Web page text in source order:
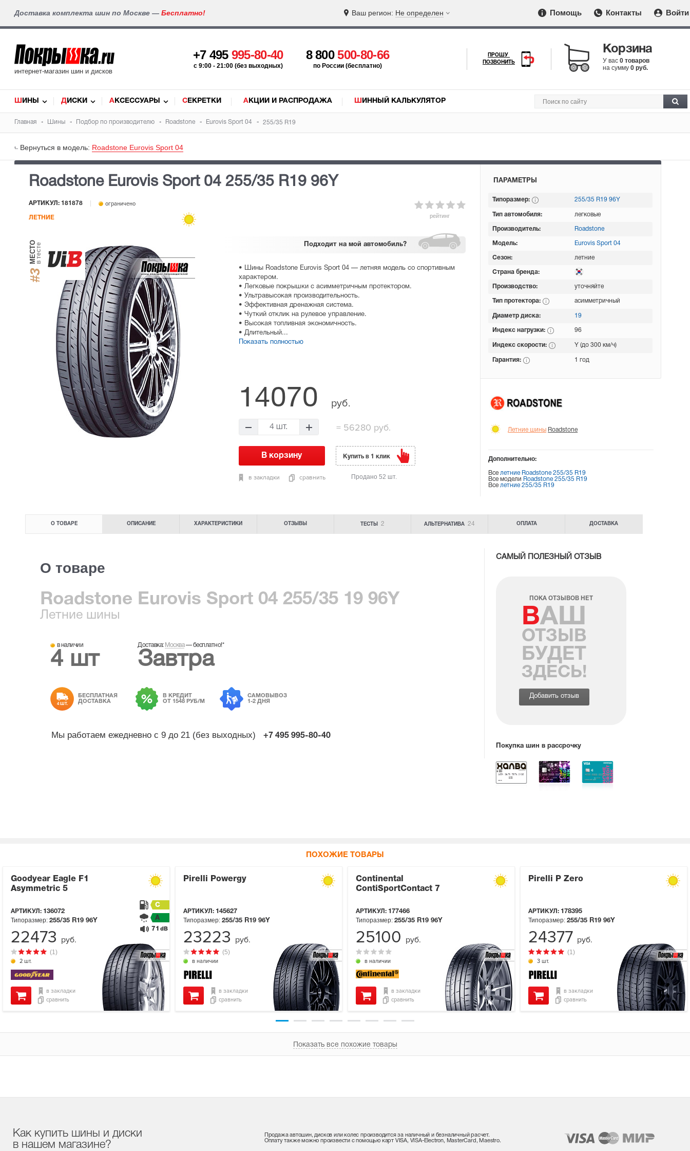
Доставка комплекта шин по Москве — Бесплатно! Ваш регион: Не определен Помощь Контакты Войти
интернет-магазин шин и дисков
+7 495 995-80-40
c 9:00 - 21:00 (без выходных)
8 800500-80-66
по России (бесплатно)
ПРОШУ
ПОЗВОНИТЬ
Корзина
У вас 0 товаров
на сумму 0 руб.
ШИНЫ ДИСКИ АКСЕССУАРЫ СЕКРЕТКИ АКЦИИ И РАСПРОДАЖА ШИННЫЙ КАЛЬКУЛЯТОР
Главная Шины Подбор по производителю Roadstone Eurovis Sport 04 255/35 R19
Вернуться в модель: Roadstone Eurovis Sport 04
Roadstone Eurovis Sport 04 255/35 R19 96Y
рейтинг
АРТИКУЛ: 181878 ограничено
ЛЕТНИЕ
#3
МЕСТОв тесте Подходит на мой автомобиль?
• Шины Roadstone Eurovis Sport 04 — летняя модель со спортивным
характером.
• Легковые покрышки с асимметричным протектором.
• Ультравысокая производительность.
• Эффективная дренажная система.
• Чуткий отклик на рулевое управление.
• Высокая топливная экономичность.
• Длительный...
Показать полностью
14070 руб.
4 шт. =56280 руб.
в закладки сравнить
Купить в 1 клик
Продано 52 шт.
ПАРАМЕТРЫ
Типоразмер: 255/35 R19 96Y
Тип автомобиля: легковые
Производитель: Roadstone
Модель: Eurovis Sport 04
Сезон: летние
Страна бренда:
Производство: уточняйте
Тип протектора: асимметричный
Диаметр диска: 19
Индекс нагрузки: 96
Индекс скорости: Y (до 300 км/ч)
Гарантия: 1 год
Летние шины Roadstone
Дополнительно:
Все летние Roadstone 255/35 R19
Все модели Roadstone 255/35 R19
Все летние 255/35 R19
О ТОВАРЕ ОПИСАНИЕ ХАРАКТЕРИСТИКИ ОТЗЫВЫ ТЕСТЫ 2 АЛЬТЕРНАТИВА 24 ОПЛАТА ДОСТАВКА
О товаре
Roadstone Eurovis Sport 04 255/35 19 96Y
Летние шины
в наличии
4 шт
Доставка: Москва—бесплатно!*
Завтра
4 ШТ.
БЕСПЛАТНАЯ
ДОСТАВКА
В КРЕДИТ
ОТ 1548 РУБ/М
САМОВЫВОЗ
1-2 ДНЯ
Мы работаем ежедневно с 9 до 21 (без выходных) +7 495 995-80-40
САМЫЙ ПОЛЕЗНЫЙ ОТЗЫВ
ПОКА ОТЗЫВОВ НЕТ
ВАШ
ОТЗЫВ
БУДЕТ
ЗДЕСЬ!
Добавить отзыв
Покупка шин в рассрочку
ПОХОЖИЕ ТОВАРЫ
Goodyear Eagle F1
Asymmetric 5
АРТИКУЛ: 136072
2 шт.
(1)
Типоразмер: 255/35 R19 96Y
C
A
71 dB
в закладки
сравнить
22473 руб.
Pirelli Powergy
АРТИКУЛ: 145627
в наличии
(5)
Типоразмер: 255/35 R19 96Y
в закладки
сравнить
23223 руб.
Continental
ContiSportContact 7
АРТИКУЛ: 177466
в наличии
Типоразмер: 255/35 R19 96Y
в закладки
сравнить
25100 руб.
Pirelli P Zero
АРТИКУЛ: 178395
3 шт.
(1)
Типоразмер: 255/35 R19 96Y
в закладки
сравнить
24377 руб.
Показать все похожие товары
Как купить шины и диски
в нашем магазине?
Продажа автошин, дисков или колес производится за наличный и безналичный расчет.
Оплату также можно произвести с помощью карт VISA, VISA-Electron, MasterCard, Maestro.